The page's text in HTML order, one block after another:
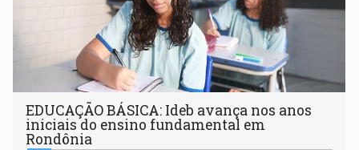
EDUCAÇÃO BÁSICA: Ideb avança nos anos
iniciais do ensino fundamental em
Rondônia